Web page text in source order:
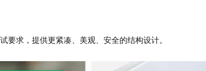
要求，提供更紧凑、美观、安全的结构设计。